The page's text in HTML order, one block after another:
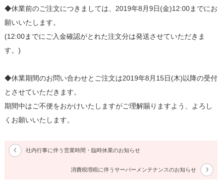
◆休業前のご注文につきましては、2019年8月9日(金)12:00までにお
願いいたします。
(12:00までにご入金確認がとれた注文分は発送させていただきま
す。)
◆休業期間のお問い合わせとご注文は2019年8月15日(木)以降の受付
とさせていただきます。
期間中はご不便をおかけいたしますがご理解賜りますよう、よろし
くお願いいたします。
社内行事に伴う営業時間・臨時休業のお知らせ
消費税増税に伴うサーバーメンテナンスのお知らせ